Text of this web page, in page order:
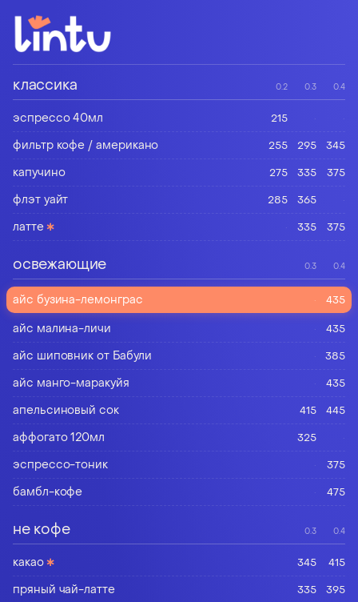
классика 0.2 0.3 0.4
эспрессо 40мл 215 · ·
фильтр кофе / американо 255 295 345
капучино 275 335 375
флэт уайт 285 365 ·
латте∗ · 335 375
освежающие 0.3 0.4
айс бузина-лемонграс · 435
айс малина-личи · 435
айс шиповник от Бабули · 385
айс манго-маракуйя · 435
апельсиновый сок 415 445
аффогато 120мл 325 ·
эспрессо-тоник · 375
бамбл-кофе · 475
не кофе 0.3 0.4
какао∗ 345 415
пряный чай-латте 335 395